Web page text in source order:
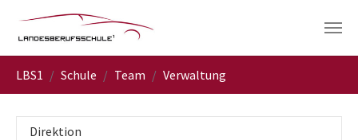
LBS1 Schule Team Verwaltung
Direktion